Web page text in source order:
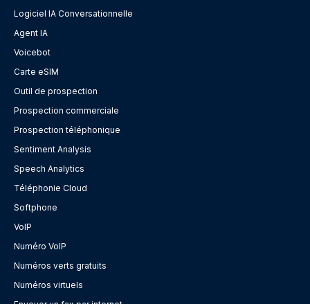
Logiciel IA Conversationnelle
Agent IA
Voicebot
Carte eSIM
Outil de prospection
Prospection commerciale
Prospection téléphonique
Sentiment Analysis
Speech Analytics
Téléphonie Cloud
Softphone
VoIP
Numéro VoIP
Numéros verts gratuits
Numéros virtuels